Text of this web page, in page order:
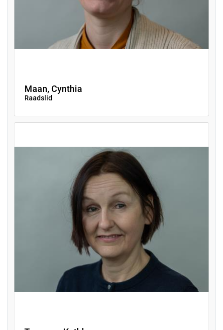
Maan, Cynthia
Raadslid